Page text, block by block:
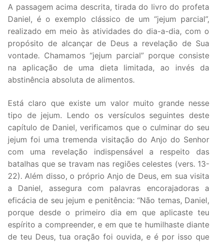
A passagem acima descrita, tirada do livro do profeta
Daniel, é o exemplo clássico de um “jejum parcial”,
realizado em meio às atividades do dia-a-dia, com o
propósito de alcançar de Deus a revelação de Sua
vontade. Chamamos “jejum parcial” porque consiste
na aplicação de uma dieta limitada, ao invés da
abstinência absoluta de alimentos.
Está claro que existe um valor muito grande nesse
tipo de jejum. Lendo os versículos seguintes deste
capítulo de Daniel, verificamos que o culminar do seu
jejum foi uma tremenda visitação do Anjo do Senhor
com uma revelação indispensável a respeito das
batalhas que se travam nas regiões celestes (vers. 13-
22). Além disso, o próprio Anjo de Deus, em sua visita
a Daniel, assegura com palavras encorajadoras a
eficácia de seu jejum e penitência: “Não temas, Daniel,
porque desde o primeiro dia em que aplicaste teu
espírito a compreender, e em que te humilhaste diante
de teu Deus, tua oração foi ouvida, e é por isso que